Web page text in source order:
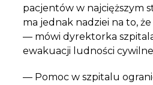
pacjentów w najcięższym
ma jednak nadziei na to,
— mówi dyrektorka
ewakuacji ludności
— Pomoc w szpitalu